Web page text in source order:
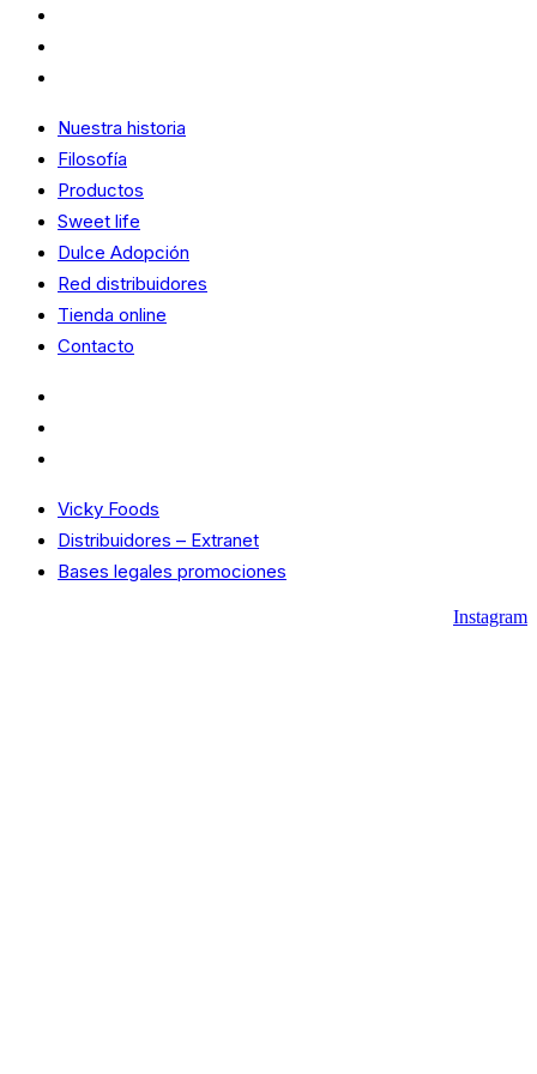
Nuestra historia
Filosofía
Productos
Sweet life
Dulce Adopción
Red distribuidores
Tienda online
Contacto
Vicky Foods
Distribuidores – Extranet
Bases legales promociones
Instagram